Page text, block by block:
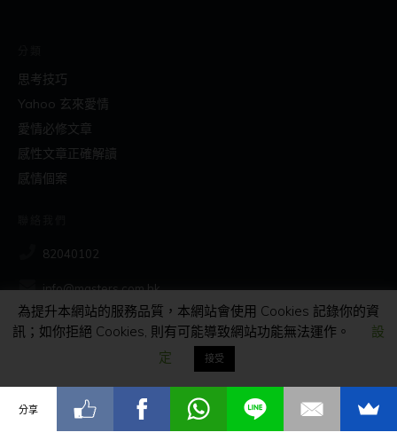
思考技巧
Yahoo 玄來愛情
愛情必修文章
感性文章正確解讀
感情個案
82040102
info@masters.com.hk
社交
為提升本網站的服務品質，本網站會使用 Cookies 記錄你的資
訊；如你拒絕 Cookies, 則有可能導致網站功能無法運作。
設
定
接受
分享